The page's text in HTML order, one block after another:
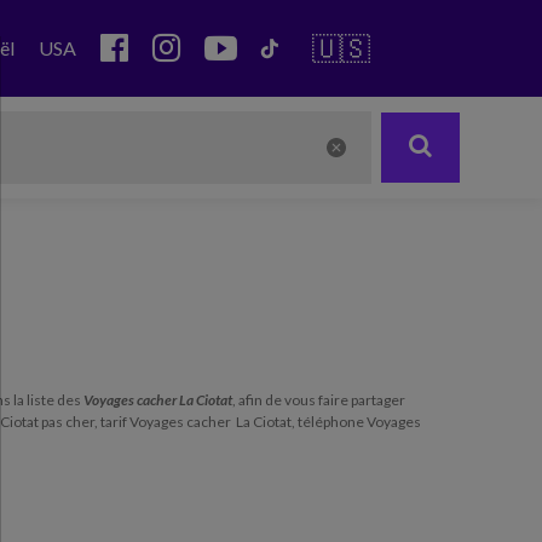
USA 🇺🇸
la liste des Voyages cacher La Ciotat, afin de vous faire partager
pas cher, tarif Voyages cacher La Ciotat, téléphone Voyages